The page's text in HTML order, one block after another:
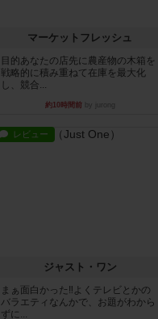
マーケットフレッシュ
目的あなたの店先に農産物の木箱を
戦略的に積み重ねて在庫を最大化
し、競合...
約10時間前by jurong
レビュー
ジャスト・ワン
まぁ面白かった‼️よくテレビとかの
バラエティなんかで、お題がわから
ずに...